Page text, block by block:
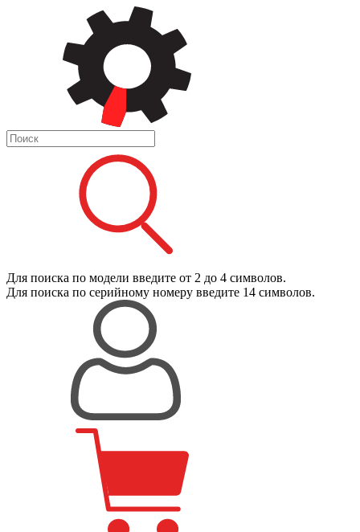
Для поиска по модели введите от 2 до 4 символов.
Для поиска по серийному номеру введите 14 символов.